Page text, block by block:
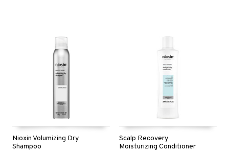
Nioxin Volumizing Dry
Shampoo
Scalp Recovery
Moisturizing Conditioner